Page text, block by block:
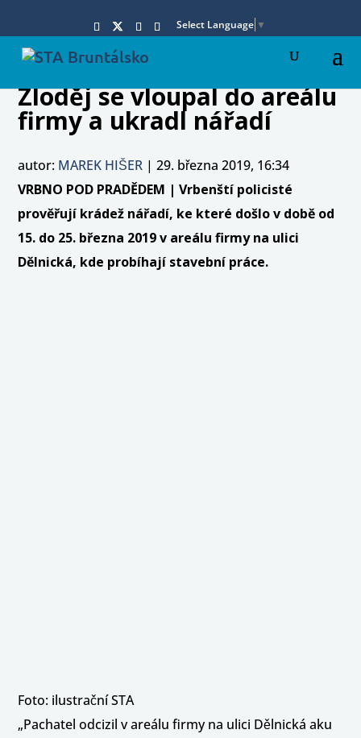
Select Language ▼
Zloděj se vloupal do areálu
firmy a ukradl nářadí
autor: MAREK HIŠER |29. března 2019, 16:34
VRBNO POD PRADĚDEM | Vrbenští policisté
prověřují krádež nářadí, ke které došlo v době od
15. do 25. března 2019 v areálu firmy na ulici
Dělnická, kde probíhají stavební práce.
Foto: ilustrační STA
„Pachatel odcizil v areálu firmy na ulici Dělnická aku